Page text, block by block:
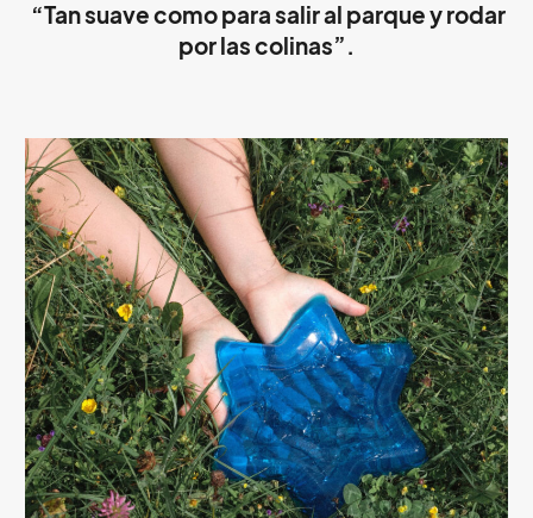
“Tan suave como para salir al parque y rodar
por las colinas”.